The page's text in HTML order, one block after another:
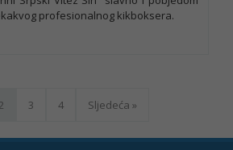
profesionalnog kikboksera.
3 4 Sljedeća »